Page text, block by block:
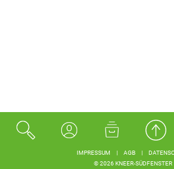
© 2026 KNEER-SÜDFENSTER
IMPRESSUM AGB